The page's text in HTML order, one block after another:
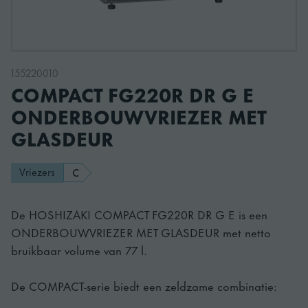
155220010
COMPACT FG220R DR G E
ONDERBOUWVRIEZER MET
GLASDEUR
Vriezers C
De HOSHIZAKI COMPACT FG220R DR G E is een
ONDERBOUWVRIEZER MET GLASDEUR met netto
bruikbaar volume van 77 l.
De COMPACT-serie biedt een zeldzame combinatie: